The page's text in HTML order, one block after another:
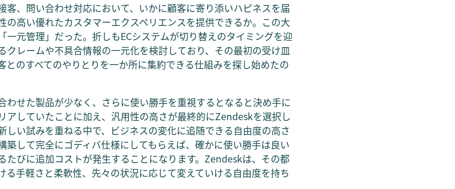
客、問い合わせ対応において、いかに顧客に寄り添いハピネスを届
の高い優れたカスタマーエクスペリエンスを提供できるか。この大
元管理」だった。折しもECシステムが切り替えのタイミングを迎
クレームや不具合情報の一元化を検討しており、その最初の受け皿
とのすべてのやりとりを一か所に集約できる仕組みを探し始めたの
わせた製品が少なく、さらに使い勝手を重視するとなると決め手に
アしていたことに加え、汎用性の高さが最終的にZendeskを選択し
い試みを重ねる中で、ビジネスの変化に追随できる自由度の高さ
して完全にゴディバ仕様にしてもらえば、確かに使い勝手は良い
たびに追加コストが発生することになります。Zendeskは、その都
手軽さと柔軟性、先々の状況に応じて変えていける自由度を持ち